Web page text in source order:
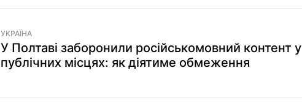
УКРАЇНА
У Полтаві заборонили російськомовний контент у
публічних місцях: як діятиме обмеження